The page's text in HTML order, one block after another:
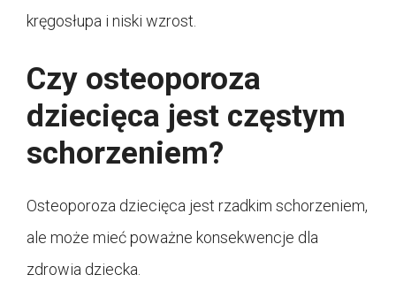
kręgosłupa i niski wzrost.
Czy osteoporoza
dziecięca jest częstym
schorzeniem?
Osteoporoza dziecięca jest rzadkim schorzeniem,
ale może mieć poważne konsekwencje dla
zdrowia dziecka.